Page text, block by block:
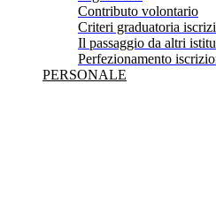
Contributo volontario
Criteri graduatoria
Il passaggio da altri
Perfezionamento
PERSONALE